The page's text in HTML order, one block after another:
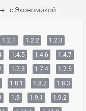
с Экономикой
1.2.1 1.2.2
1.2.3
1.4.5 1.4.6
1.4.7
1.7.3 1.7.4
1.7.5
1.8.1 1.8.2
1.8.3
1.9 1.9.1
1.9.2